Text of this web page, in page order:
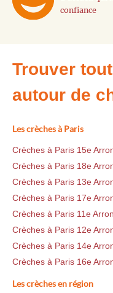
confiance
Trouver
autour de
Les crèches à Paris
Crèches à Paris 15e
Crèches à Paris 18e
Crèches à Paris 13e
Crèches à Paris 17e
Crèches à Paris 11e
Crèches à Paris 12e
Crèches à Paris 14e
Crèches à Paris 16e
Les crèches en région